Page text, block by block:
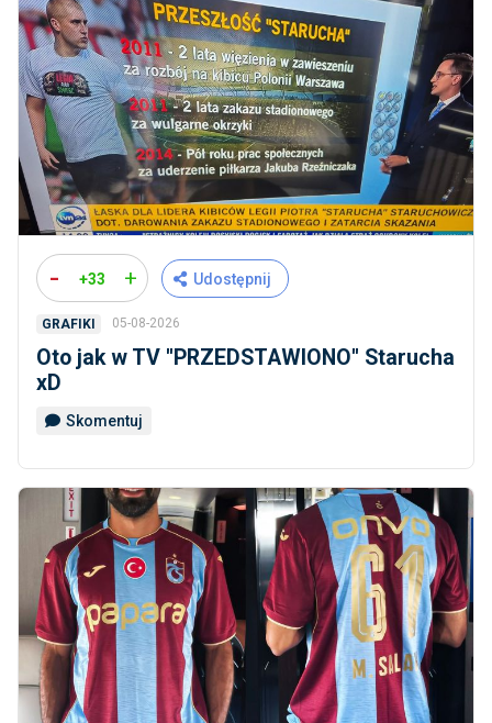
- +33 + Udostępnij
GRAFIKI 05-08-2026
Oto jak w TV ''PRZEDSTAWIONO'' Starucha
xD
Skomentuj